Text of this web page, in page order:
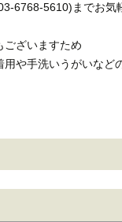
6768-5610)までお気
ございますため
用や手洗いうがいなど